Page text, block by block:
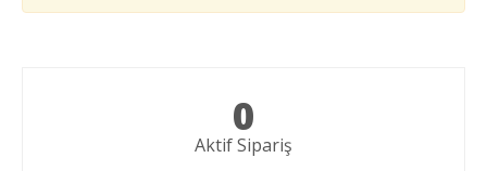
0
Aktif Sipariş